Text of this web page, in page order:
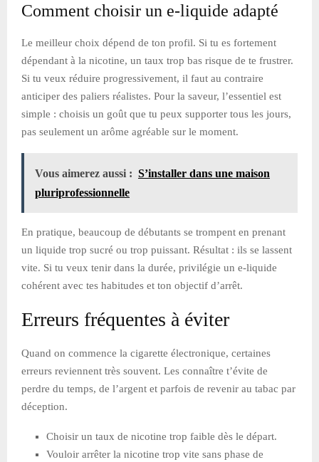
Comment choisir un e-liquide adapté
Le meilleur choix dépend de ton profil. Si tu es fortement
dépendant à la nicotine, un taux trop bas risque de te frustrer.
Si tu veux réduire progressivement, il faut au contraire
anticiper des paliers réalistes. Pour la saveur, l’essentiel est
simple : choisis un goût que tu peux supporter tous les jours,
pas seulement un arôme agréable sur le moment.
Vous aimerez aussi : S’installer dans une maison
pluriprofessionnelle
En pratique, beaucoup de débutants se trompent en prenant
un liquide trop sucré ou trop puissant. Résultat : ils se lassent
vite. Si tu veux tenir dans la durée, privilégie un e-liquide
cohérent avec tes habitudes et ton objectif d’arrêt.
Erreurs fréquentes à éviter
Quand on commence la cigarette électronique, certaines
erreurs reviennent très souvent. Les connaître t’évite de
perdre du temps, de l’argent et parfois de revenir au tabac par
déception.
Choisir un taux de nicotine trop faible dès le départ.
Vouloir arrêter la nicotine trop vite sans phase de